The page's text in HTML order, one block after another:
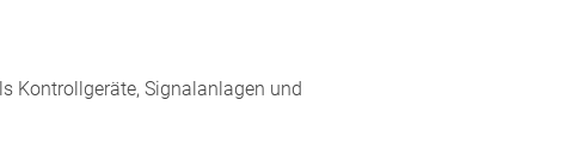
Kontrollgeräte, Signalanlagen und